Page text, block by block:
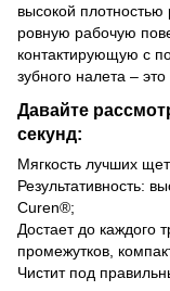
высокой
ровную рабочую
контактирующую с
зубного налета –
Давайте
секунд:
Мягкость лучших
Результативность:
Curen®;
Достает до каждого
промежутков,
Чистит под